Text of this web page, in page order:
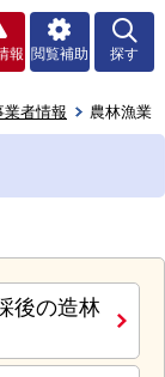
報 閲覧補助 探す
業者情報 農林漁業
後の造林